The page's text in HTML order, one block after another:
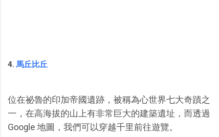
4. 馬丘比丘
位在祕魯的印加帝國遺跡，被稱為心世界七大奇蹟之
一，在高海拔的山上有非常巨大的建築遺址，而透過
Google 地圖，我們可以穿越千里前往遊覽。